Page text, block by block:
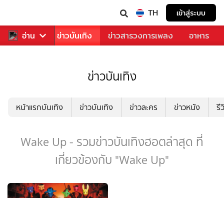
TH เข้าสู่ระบบ
อ่าน
ฬา ข่าว ข่าวบันเทิง ข่าวสารวงการเพลง อาหาร
ข่าวบันเทิง
หน้าแรกบันเทิง ข่าวบันเทิง ข่าวละคร ข่าวหนัง รี
Wake Up - รวมข่าวบันเทิงฮอตล่าสุด ที่
เกี่ยวข้องกับ "Wake Up"